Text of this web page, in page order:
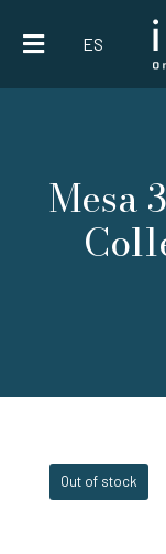
content
ES
Mesa
Out of stock